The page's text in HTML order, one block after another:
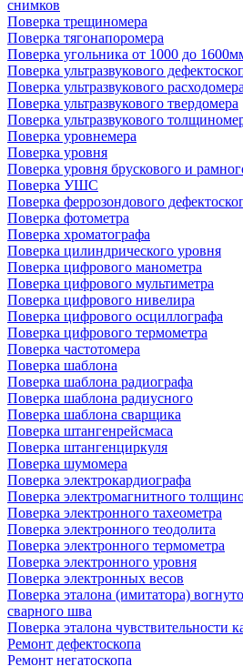
снимков
Поверка трещиномера
Поверка тягонапоромера
Поверка угольника от 1000 до
Поверка ультразвукового
Поверка ультразвукового расходомера
Поверка ультразвукового твердомера
Поверка ультразвукового
Поверка уровнемера
Поверка уровня
Поверка уровня брускового и
Поверка УШС
Поверка феррозондового
Поверка фотометра
Поверка хроматографа
Поверка цилиндрического уровня
Поверка цифрового манометра
Поверка цифрового мультиметра
Поверка цифрового нивелира
Поверка цифрового осциллографа
Поверка цифрового термометра
Поверка частотомера
Поверка шаблона
Поверка шаблона радиографа
Поверка шаблона радиусного
Поверка шаблона сварщика
Поверка штангенрейсмаса
Поверка штангенциркуля
Поверка шумомера
Поверка электрокардиографа
Поверка электромагнитного
Поверка электронного тахеометра
Поверка электронного теодолита
Поверка электронного термометра
Поверка электронного уровня
Поверка электронных весов
Поверка эталона (имитатора)
сварного шва
Поверка эталона чувствительности
Ремонт дефектоскопа
Ремонт негатоскопа